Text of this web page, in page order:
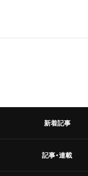
新着記事
記事・連載